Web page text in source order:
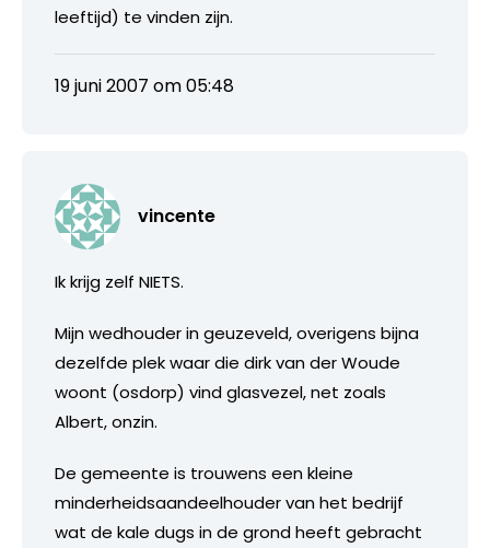
leeftijd) te vinden zijn.
19 juni 2007 om 05:48
vincente
Ik krijg zelf NIETS.
Mijn wedhouder in geuzeveld, overigens bijna
dezelfde plek waar die dirk van der Woude
woont (osdorp) vind glasvezel, net zoals
Albert, onzin.
De gemeente is trouwens een kleine
minderheidsaandeelhouder van het bedrijf
wat de kale dugs in de grond heeft gebracht